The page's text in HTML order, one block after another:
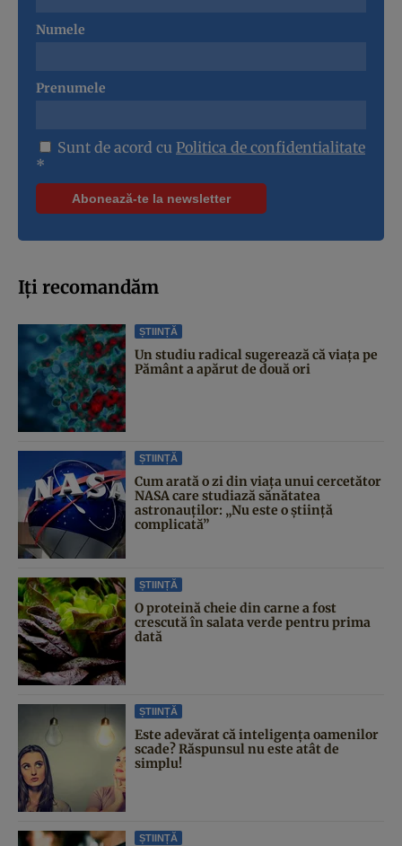
Numele
Prenumele
Sunt de acord cu Politica de confidentialitate
*
Iți recomandăm
ȘTIINȚĂ
Un studiu radical sugerează că viața pe
Pământ a apărut de două ori
ȘTIINȚĂ
Cum arată o zi din viața unui cercetător
NASA care studiază sănătatea
astronauților: „Nu este o știință
complicată”
ȘTIINȚĂ
O proteină cheie din carne a fost
crescută în salata verde pentru prima
dată
ȘTIINȚĂ
Este adevărat că inteligența oamenilor
scade? Răspunsul nu este atât de
simplu!
ȘTIINȚĂ